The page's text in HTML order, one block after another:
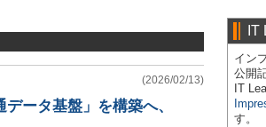
(2026/02/13)
ータ基盤」を構築へ、
IT
イン
公開
IT
す。